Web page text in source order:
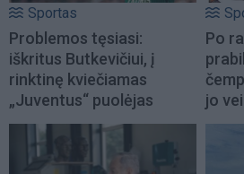
Sportas
Problemos tęsiasi:
iškritus Butkevičiui, į
rinktinę kviečiamas
„Juventus“ puolėjas
Po
jo